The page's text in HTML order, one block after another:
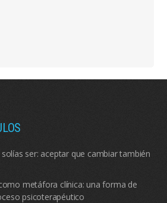
ser: aceptar que cambiar también
metáfora clínica: una forma de
psicoterapéutico